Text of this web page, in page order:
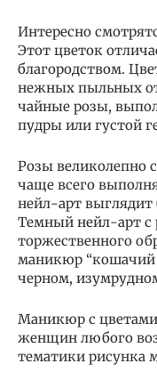
Интересно
Этот цветок
благородством.
нежных пыльных
чайные розы,
пудры или густой
Розы великолепно
чаще всего
нейл-арт выглядит
Темный нейл-арт с
торжественного
маникюр “кошачий
черном,
Маникюр с
женщин любого
тематики рисунка